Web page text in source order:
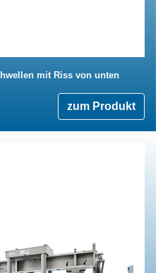
mit Riss von unten
zum Produkt